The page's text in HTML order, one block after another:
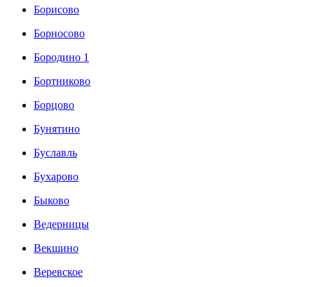
Борисово
Борносово
Бородино 1
Бортниково
Борцово
Бунятино
Буславль
Бухарово
Быково
Ведерницы
Векшино
Веревское